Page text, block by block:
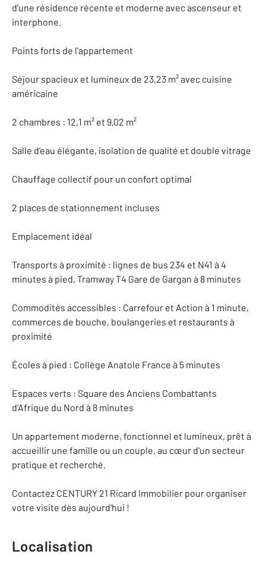
d'une résidence récente et moderne avec ascenseur et
interphone.
Points forts de l'appartement
Séjour spacieux et lumineux de 23,23 m² avec cuisine
américaine
2 chambres : 12,1 m² et 9,02 m²
Salle d'eau élégante, isolation de qualité et double vitrage
Chauffage collectif pour un confort optimal
2 places de stationnement incluses
Emplacement idéal
Transports à proximité : lignes de bus 234 et N41 à 4
minutes à pied, Tramway T4 Gare de Gargan à 8 minutes
Commodités accessibles : Carrefour et Action à 1 minute,
commerces de bouche, boulangeries et restaurants à
proximité
Écoles à pied : Collège Anatole France à 5 minutes
Espaces verts : Square des Anciens Combattants
d'Afrique du Nord à 8 minutes
Un appartement moderne, fonctionnel et lumineux, prêt à
accueillir une famille ou un couple, au cœur d'un secteur
pratique et recherché.
Contactez CENTURY 21 Ricard Immobilier pour organiser
votre visite dès aujourd'hui !
Localisation